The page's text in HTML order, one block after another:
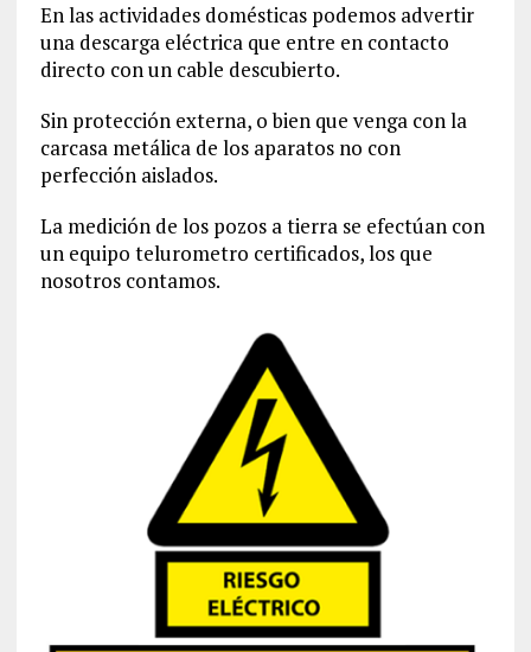
En las actividades domésticas podemos advertir
una descarga eléctrica que entre en contacto
directo con un cable descubierto.
Sin protección externa, o bien que venga con la
carcasa metálica de los aparatos no con
perfección aislados.
La medición de los pozos a tierra se efectúan con
un equipo telurometro certificados, los que
nosotros contamos.